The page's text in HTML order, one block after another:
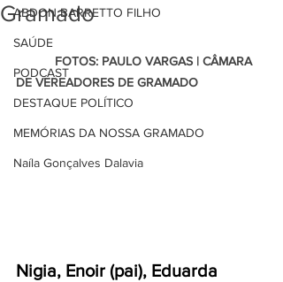
ABDON BARRETTO FILHO
SAÚDE
PODCAST
DESTAQUE POLÍTICO
MEMÓRIAS DA NOSSA GRAMADO
Naíla Gonçalves Dalavia
Gramado
DE VEREADORES DE GRAMADO
Nigia, Enoir (pai), Eduarda